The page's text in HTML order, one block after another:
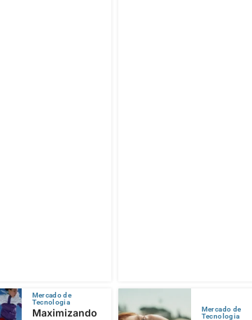
Mercado de
Tecnologia
Maximizando
Mercado de
Tecnologia